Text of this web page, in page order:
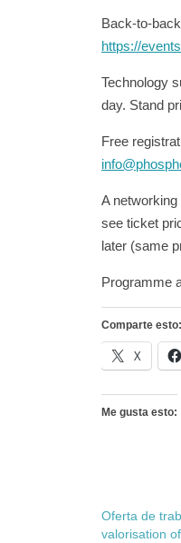
Back-to-
https://
Technology
day. Stand
Free
A
see ticket
later (same
Programme
Comparte esto:
X
Me gusta esto:
Oferta de
valorisation